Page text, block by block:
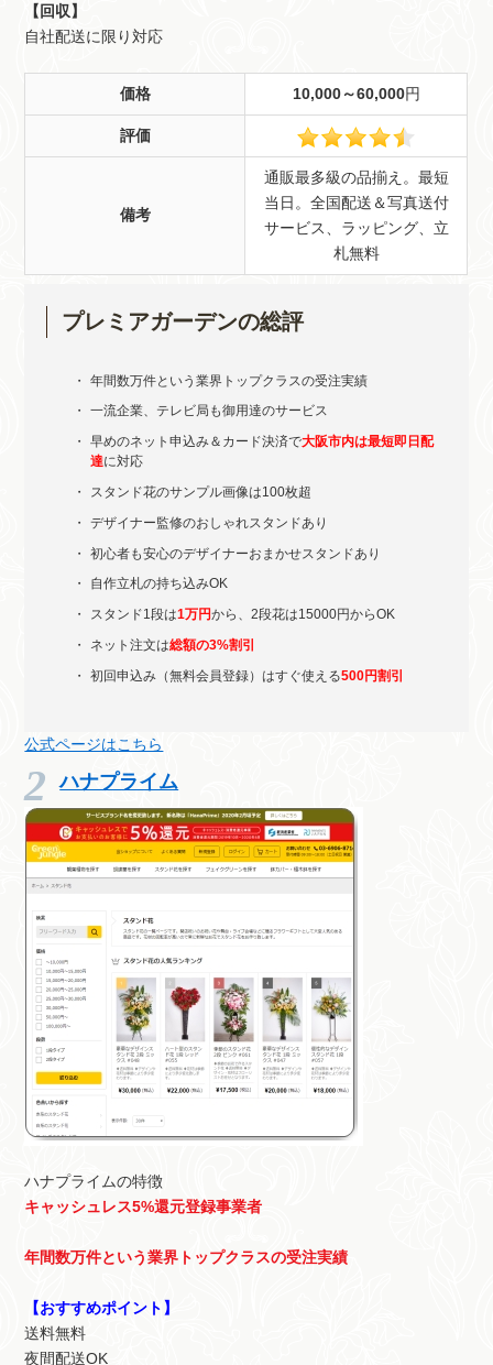
【回収】
自社配送に限り対応
価格 10,000～60,000円
評価
備考
通販最多級の品揃え。最短
当日。全国配送＆写真送付
サービス、ラッピング、立
札無料
プレミアガーデンの総評
年間数万件という業界トップクラスの受注実績
一流企業、テレビ局も御用達のサービス
早めのネット申込み＆カード決済で大阪市内は最短即日配
達に対応
スタンド花のサンプル画像は100枚超
デザイナー監修のおしゃれスタンドあり
初心者も安心のデザイナーおまかせスタンドあり
自作立札の持ち込みOK
スタンド1段は1万円から、2段花は15000円からOK
ネット注文は総額の3%割引
初回申込み（無料会員登録）はすぐ使える500円割引
公式ページはこちら
ハナプライム
ハナプライムの特徴
キャッシュレス5%還元登録事業者
年間数万件という業界トップクラスの受注実績
【おすすめポイント】
送料無料
夜間配送OK